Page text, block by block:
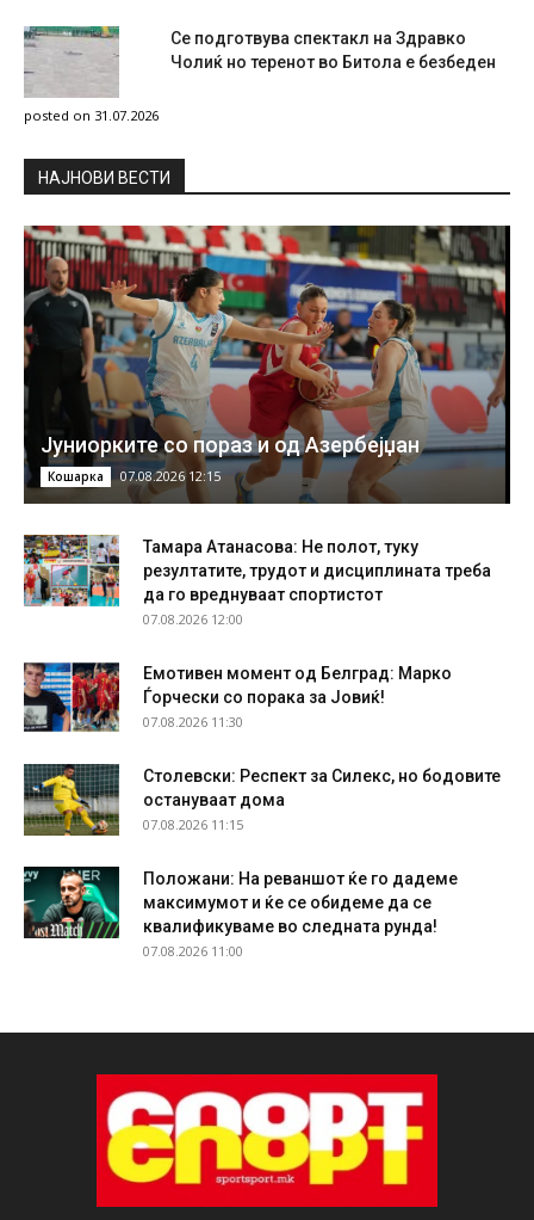
Се подготвува спектакл на Здравко
Чолиќ но теренот во Битола е безбеден
posted on 31.07.2026
НAЈНОВИ ВЕСТИ
Јуниорките со пораз и од Азербејџан
Кошарка 07.08.2026 12:15
Тамара Атанасова: Не полот, туку
резултатите, трудот и дисциплината треба
да го вреднуваат спортистот
07.08.2026 12:00
Емотивен момент од Белград: Марко
Ѓорчески со порака за Јовиќ!
07.08.2026 11:30
Столевски: Респект за Силекс, но бодовите
остануваат дома
07.08.2026 11:15
Положани: На реваншот ќе го дадеме
максимумот и ќе се обидеме да се
квалификуваме во следната рунда!
07.08.2026 11:00